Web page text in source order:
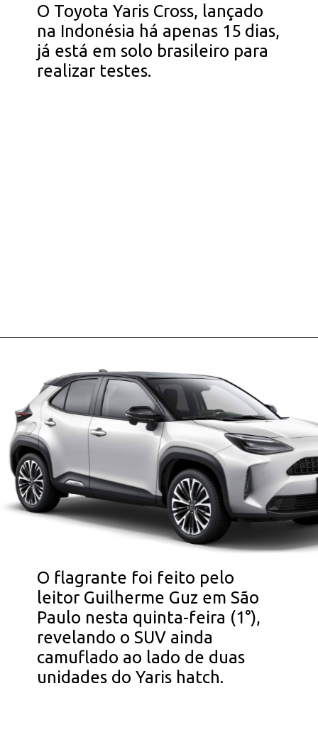
O Toyota Yaris Cross, lançado
na Indonésia há apenas 15 dias,
já está em solo brasileiro para
realizar testes.
O flagrante foi feito pelo
leitor Guilherme Guz em São
Paulo nesta quinta-feira (1°),
revelando o SUV ainda
camuflado ao lado de duas
unidades do Yaris hatch.